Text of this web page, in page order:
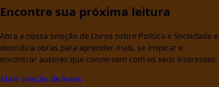
Encontre sua próxima leitura
Abra a nossa seleção de Livros sobre Política e Sociedade e
descubra obras para aprender mais, se inspirar e
encontrar autores que conversem com os seus interesses.
Abrir seleção de livros